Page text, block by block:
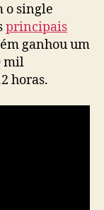
r
l
g
r
o
p
o single
principais
ganhou um
mil
horas.